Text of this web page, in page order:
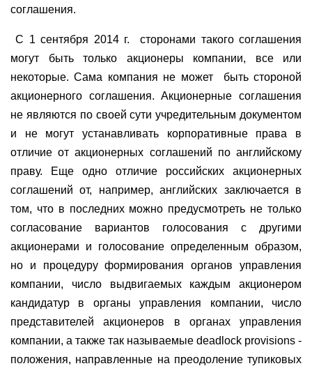
соглашения.
С 1 сентября 2014 г.
сторонами такого соглашения
могут быть только акционеры компании, все или
некоторые. Сама компания не может
быть стороной
акционерного соглашения. Акционерные соглашения
не являются по своей сути учредительным документом
и не могут устанавливать корпоративные права в
отличие от акционерных соглашений по английскому
праву. Еще одно отличие российских акционерных
соглашений от, например, английских заключается в
том, что в последних можно предусмотреть не только
согласование вариантов голосования с другими
акционерами и голосование определенным образом,
но и процедуру формирования органов управления
компании, число выдвигаемых каждым акционером
кандидатур в органы управления компании, число
представителей акционеров в органах управления
компании, а также так называемые deadlock provisions -
положения, направленные на преодоление тупиковых